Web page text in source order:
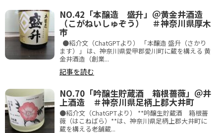
NO.42「本醸造 盛升」＠黄金井酒造
（こがねいしゅぞう） ＃神奈川県厚木
市
●紹介文（ChatGPTより） 「本醸造 盛升（さかり
ます）」 は、神奈川県愛甲郡愛川町に蔵を構える 黄
金井酒造（創業...
記事を読む
NO.70「吟醸生貯蔵酒 箱根薔薇」＠井
上酒造 ＃神奈川県足柄上郡大井町
●紹介文（ChatGPTより） **吟醸生貯蔵酒 箱根薔
薇（はこねばら）**は、神奈川県足柄上郡大井町に
蔵を構える老舗蔵...